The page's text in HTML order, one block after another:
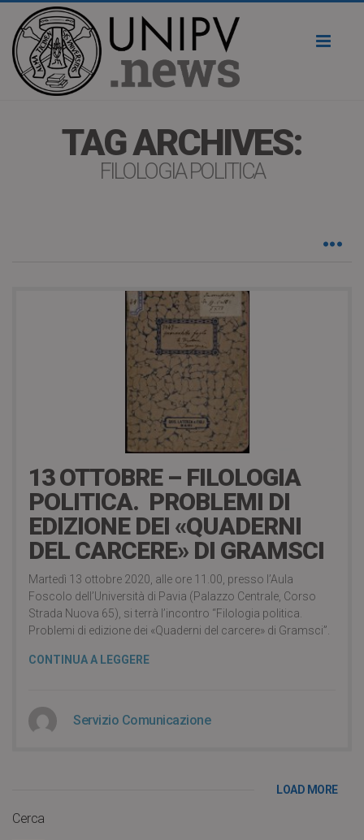
TAG ARCHIVES:
FILOLOGIA POLITICA
13 OTTOBRE – FILOLOGIA
POLITICA. PROBLEMI DI
EDIZIONE DEI «QUADERNI
DEL CARCERE» DI GRAMSCI
Martedì 13 ottobre 2020, alle ore 11.00, presso l’Aula
Foscolo dell’Università di Pavia (Palazzo Centrale, Corso
Strada Nuova 65), si terrà l’incontro “Filologia politica.
Problemi di edizione dei «Quaderni del carcere» di Gramsci”.
CONTINUA A LEGGERE
Servizio Comunicazione
LOAD MORE
Cerca